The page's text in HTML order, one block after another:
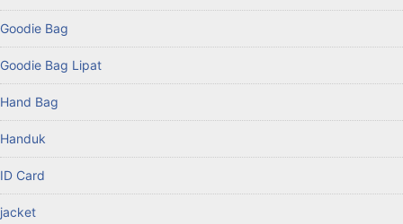
Goodie Bag
Goodie Bag Lipat
Hand Bag
Handuk
ID Card
jacket